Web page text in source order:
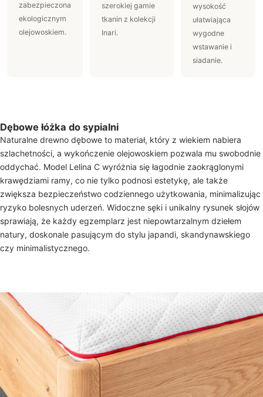
zabezpieczona
ekologicznym
olejowoskiem.
szerokiej gamie
tkanin z kolekcji
Inari.
wysokość
ułatwiająca
wygodne
wstawanie i
siadanie.
Dębowe łóżka do sypialni
Naturalne drewno dębowe to materiał, który z wiekiem nabiera
szlachetności, a wykończenie olejowoskiem pozwala mu swobodnie
oddychać. Model Lelina C wyróżnia się łagodnie zaokrąglonymi
krawędziami ramy, co nie tylko podnosi estetykę, ale także
zwiększa bezpieczeństwo codziennego użytkowania, minimalizując
ryzyko bolesnych uderzeń. Widoczne sęki i unikalny rysunek słojów
sprawiają, że każdy egzemplarz jest niepowtarzalnym dziełem
natury, doskonale pasującym do stylu japandi, skandynawskiego
czy minimalistycznego.